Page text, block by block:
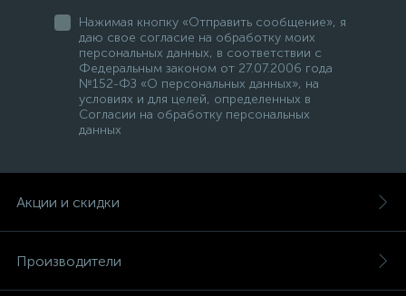
Нажимая кнопку «Отправить сообщение», я
даю свое согласие на обработку моих
персональных данных, в соответствии с
Федеральным законом от 27.07.2006 года
№152-ФЗ «О персональных данных», на
условиях и для целей, определенных в
Согласии на обработку персональных
данных
Акции и скидки
Производители